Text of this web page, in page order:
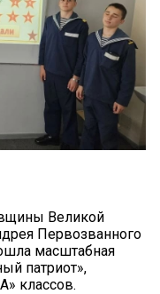
Великой
Первозванного
масштабная
патриот»,
классов.